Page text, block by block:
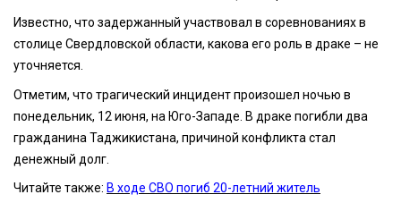
Известно, что задержанный участвовал в соревнованиях в
столице Свердловской области, какова его роль в драке – не
уточняется.
Отметим, что трагический инцидент произошел ночью в
понедельник, 12 июня, на Юго-Западе. В драке погибли два
гражданина Таджикистана, причиной конфликта стал
денежный долг.
Читайте также: В ходе СВО погиб 20-летний житель